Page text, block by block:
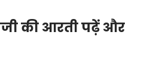
की आरती पढ़ें और